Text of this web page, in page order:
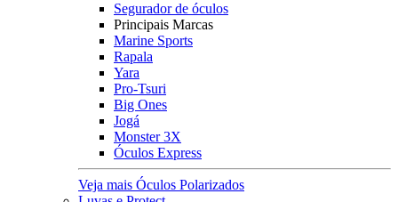
Segurador de óculos
Principais Marcas
Marine Sports
Rapala
Yara
Pro-Tsuri
Big Ones
Jogá
Monster 3X
Óculos Express
Veja mais Óculos Polarizados